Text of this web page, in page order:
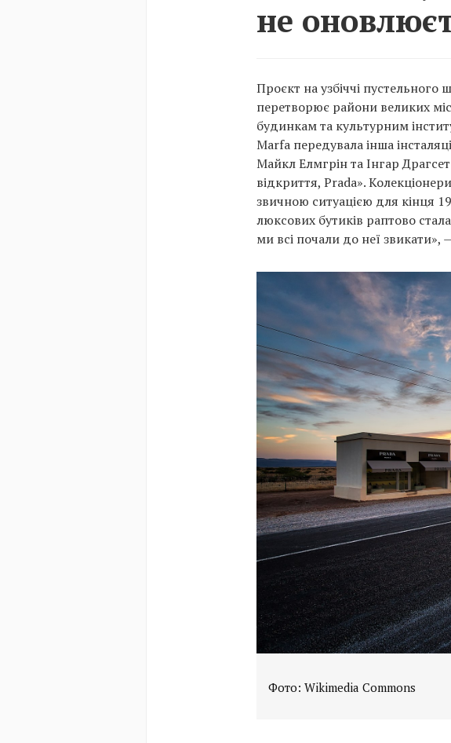
не
Проєкт на узбіччі
перетворює райони великих
будинкам та культурним
Marfa передувала інша
Майкл Елмгрін та Інгар
відкриття, Prada».
звичною ситуацією для кінця
люксових бутиків раптово
ми всі почали до неї звикати»,
Фото: Wikimedia Commons